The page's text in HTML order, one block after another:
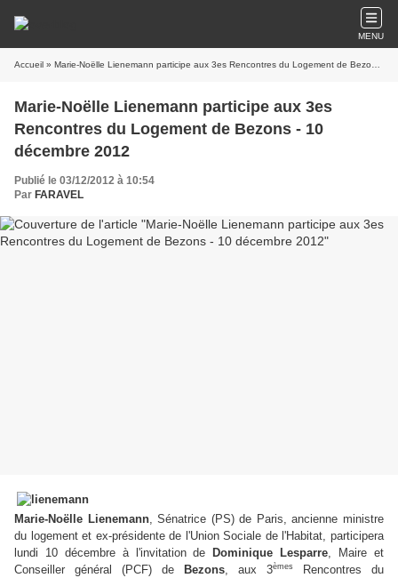
MENU
Accueil » Marie-Noëlle Lienemann participe aux 3es Rencontres du Logement de Bezons - 10 décembre 2012
Marie-Noëlle Lienemann participe aux 3es
Rencontres du Logement de Bezons - 10
décembre 2012
Publié le 03/12/2012 à 10:54
Par FARAVEL
Marie-Noëlle Lienemann, Sénatrice (PS) de Paris, ancienne ministre
du logement et ex-présidente de l'Union Sociale de l'Habitat, participera
lundi 10 décembre à l'invitation de
Dominique Lesparre, Maire et
Conseiller général (PCF) de
Bezons, aux 3èmes
Rencontres du